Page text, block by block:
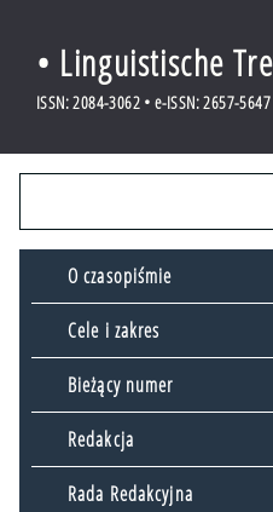
• Linguistische
ISSN: 2084-3062 • e-ISSN: 2657-
O czasopiśmie
Cele i zakres
Bieżący numer
Redakcja
Rada Redakcyjna